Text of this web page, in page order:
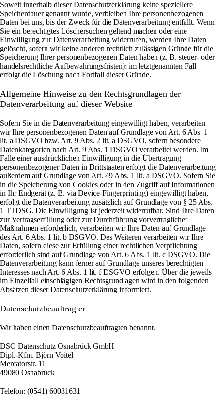
Soweit innerhalb dieser Datenschutzerklärung keine speziellere
Speicherdauer genannt wurde, verbleiben Ihre personenbezogenen
Daten bei uns, bis der Zweck für die Datenverarbeitung entfällt. Wenn
Sie ein berechtigtes Löschersuchen geltend machen oder eine
Einwilligung zur Datenverarbeitung widerrufen, werden Ihre Daten
gelöscht, sofern wir keine anderen rechtlich zulässigen Gründe für die
Speicherung Ihrer personenbezogenen Daten haben (z. B. steuer- oder
handelsrechtliche Aufbewahrungsfristen); im letztgenannten Fall
erfolgt die Löschung nach Fortfall dieser Gründe.
Allgemeine Hinweise zu den Rechtsgrundlagen der
Datenverarbeitung auf dieser Website
Sofern Sie in die Datenverarbeitung eingewilligt haben, verarbeiten
wir Ihre personenbezogenen Daten auf Grundlage von Art. 6 Abs. 1
lit. a DSGVO bzw. Art. 9 Abs. 2 lit. a DSGVO, sofern besondere
Datenkategorien nach Art. 9 Abs. 1 DSGVO verarbeitet werden. Im
Falle einer ausdrücklichen Einwilligung in die Übertragung
personenbezogener Daten in Drittstaaten erfolgt die Datenverarbeitung
außerdem auf Grundlage von Art. 49 Abs. 1 lit. a DSGVO. Sofern Sie
in die Speicherung von Cookies oder in den Zugriff auf Informationen
in Ihr Endgerät (z. B. via Device-Fingerprinting) eingewilligt haben,
erfolgt die Datenverarbeitung zusätzlich auf Grundlage von § 25 Abs.
1 TTDSG. Die Einwilligung ist jederzeit widerrufbar. Sind Ihre Daten
zur Vertragserfüllung oder zur Durchführung vorvertraglicher
Maßnahmen erforderlich, verarbeiten wir Ihre Daten auf Grundlage
des Art. 6 Abs. 1 lit. b DSGVO. Des Weiteren verarbeiten wir Ihre
Daten, sofern diese zur Erfüllung einer rechtlichen Verpflichtung
erforderlich sind auf Grundlage von Art. 6 Abs. 1 lit. c DSGVO. Die
Datenverarbeitung kann ferner auf Grundlage unseres berechtigten
Interesses nach Art. 6 Abs. 1 lit. f DSGVO erfolgen. Über die jeweils
im Einzelfall einschlägigen Rechtsgrundlagen wird in den folgenden
Absätzen dieser Datenschutzerklärung informiert.
Datenschutz­beauftragter
Wir haben einen Datenschutzbeauftragten benannt.
DSO Datenschutz Osnabrück GmbH
Dipl.-Kfm. Björn Voitel
Mercatorstr. 11
49080 Osnabrück
Telefon: (0541) 60081631